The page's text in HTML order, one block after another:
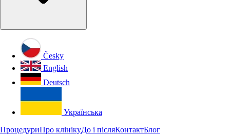
Česky
English
Deutsch
Українська
ПроцедуриПро клінікуДо і післяКонтактБлог